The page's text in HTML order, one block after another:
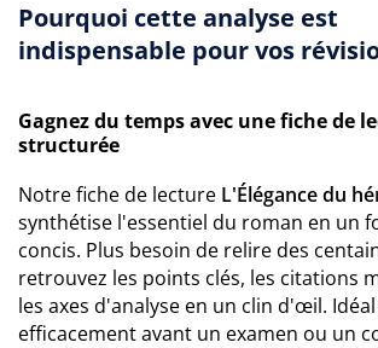
Pourquoi cette analyse est
indispensable pour vos
Gagnez du temps avec une fiche de
structurée
Notre fiche de lecture L'Élégance du
synthétise l'essentiel du roman en un
concis. Plus besoin de relire des
retrouvez les points clés, les citations
les axes d'analyse en un clin d'œil.
efficacement avant un examen ou un